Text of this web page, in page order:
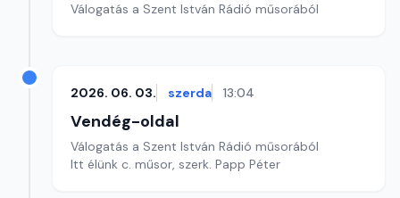
Válogatás a Szent István Rádió műsorából
2026. 06. 03. szerda 13:04
Vendég-oldal
Válogatás a Szent István Rádió műsorából
Itt élünk c. műsor, szerk. Papp Péter